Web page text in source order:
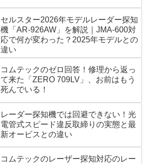
セルスター2026年モデルレーダー探知
機「AR-926AW」を解説｜JMA-600対
応で何が変わった？2025年モデルとの
違い
コムテックのゼロ回答！修理から返っ
て来た「ZERO 709LV」、お前はもう
死んでいる！
レーダー探知機では回避できない！光
電管式スピード違反取締りの実態と最
新オービスとの違い
コムテックのレーザー探知対応のレー